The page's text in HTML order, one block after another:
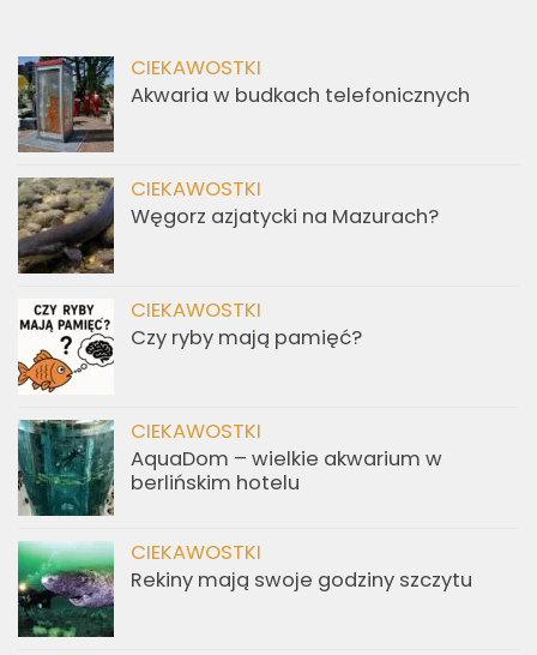
CIEKAWOSTKI
Akwaria w budkach telefonicznych
CIEKAWOSTKI
Węgorz azjatycki na Mazurach?
CIEKAWOSTKI
Czy ryby mają pamięć?
CIEKAWOSTKI
AquaDom – wielkie akwarium w
berlińskim hotelu
CIEKAWOSTKI
Rekiny mają swoje godziny szczytu